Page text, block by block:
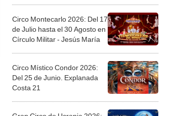
Circo Montecarlo 2026: Del 17
de Julio hasta el 30 Agosto en
Círculo Militar - Jesús María
Circo Místico Condor 2026:
Del 25 de Junio. Explanada
Costa 21